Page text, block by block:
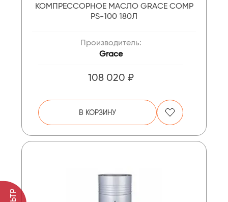
КОМПРЕССОРНОЕ МАСЛО GRACE COMP
PS-100 180Л
Производитель:
Grace
108 020 ₽
В КОРЗИНУ